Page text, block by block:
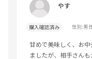
やす
購入確認済み 性別:男
甘めで美味しく、お
ましたが、相手さん